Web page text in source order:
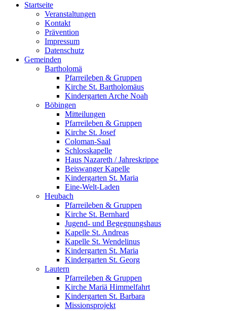
Startseite
Veranstaltungen
Kontakt
Prävention
Impressum
Datenschutz
Gemeinden
Bartholomä
Pfarreileben & Gruppen
Kirche St. Bartholomäus
Kindergarten Arche Noah
Böbingen
Mitteilungen
Pfarreileben & Gruppen
Kirche St. Josef
Coloman-Saal
Schlosskapelle
Haus Nazareth / Jahreskrippe
Beiswanger Kapelle
Kindergarten St. Maria
Eine-Welt-Laden
Heubach
Pfarreileben & Gruppen
Kirche St. Bernhard
Jugend- und Begegnungshaus
Kapelle St. Andreas
Kapelle St. Wendelinus
Kindergarten St. Maria
Kindergarten St. Georg
Lautern
Pfarreileben & Gruppen
Kirche Mariä Himmelfahrt
Kindergarten St. Barbara
Missionsprojekt